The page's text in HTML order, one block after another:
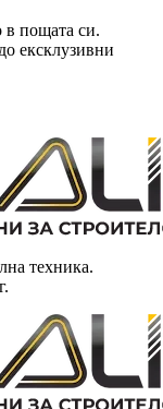
в пощата си.
ексклузивни
техника.